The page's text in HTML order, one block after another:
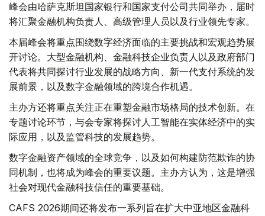
峰会由哈萨克斯坦国家银行和国家支付公司共同举办，届时
将汇聚金融机构负责人、高级管理人员以及行业领先专家。
本届峰会将重点围绕数字经济面临的主要挑战和宏观趋势展
开讨论。大型金融机构、金融科技企业负责人以及政府部门
代表将共同探讨行业发展的战略方向、新一代支付系统的发
展前景，以及数字金融领域的跨境合作机遇。
主办方还将重点关注正在重塑金融市场格局的技术创新。在
专题讨论环节，与会专家将探讨人工智能在实体经济中的实
际应用，以及监管科技的发展趋势。
数字金融资产领域的全球竞争，以及如何构建防范欺诈的协
同机制，也将成为峰会的重要议题。主办方认为，这是增强
社会对现代金融科技信任的重要基础。
CAFS 2026期间还将发布一系列旨在扩大中亚地区金融科